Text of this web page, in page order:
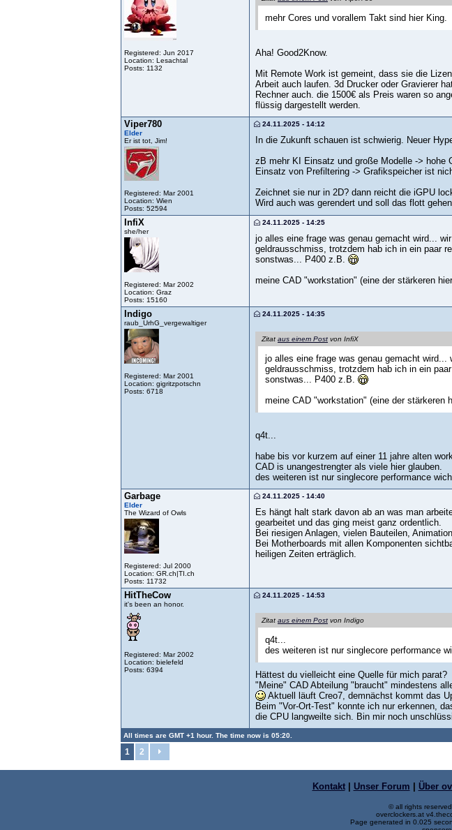
Registered: Jun 2017
Location: Lesachtal
Posts: 1132
mehr Cores und vorallem Takt sind hier King.
Aha! Good2Know.
Mit Remote Work ist gemeint, dass sie die
Arbeit auch laufen. 3d Drucker oder Gravierer
Rechner auch. die 1500€ als Preis waren so
flüssig dargestellt werden.
Viper780
Elder
Er ist tot, Jim!
Registered: Mar 2001
Location: Wien
Posts: 52594
24.11.2025 - 14:12
In die Zukunft schauen ist schwierig. Neuer
zB mehr KI Einsatz und große Modelle -> hohe
Einsatz von Prefiltering -> Grafikspeicher ist
Zeichnet sie nur in 2D? dann reicht die iGPU
Wird auch was gerendert und soll das flott
InfiX
she/her
Registered: Mar 2002
Location: Graz
Posts: 15160
24.11.2025 - 14:25
jo alles eine frage was genau gemacht wird...
geldrausschmiss, trotzdem hab ich in ein paar
sonstwas... P400 z.B.
meine CAD "workstation" (eine der stärkeren
Indigo
raub_UrhG_vergewaltiger
Registered: Mar 2001
Location: gigritzpotschn
Posts: 6718
24.11.2025 - 14:35
Zitat aus einem Post von InfiX
jo alles eine frage was genau gemacht
geldrausschmiss, trotzdem hab ich in ein
sonstwas... P400 z.B.
meine CAD "workstation" (eine der stärkeren
q4t...
habe bis vor kurzem auf einer 11 jahre alten
CAD is unangestrengter als viele hier glauben.
des weiteren ist nur singlecore performance
Garbage
Elder
The Wizard of Owls
Registered: Jul 2000
Location: GR.ch|TI.ch
Posts: 11732
24.11.2025 - 14:40
Es hängt halt stark davon ab an was man
gearbeitet und das ging meist ganz ordentlich.
Bei riesigen Anlagen, vielen Bauteilen,
Bei Motherboards mit allen Komponenten
heiligen Zeiten erträglich.
HitTheCow
it's been an honor.
Registered: Mar 2002
Location: bielefeld
Posts: 6394
24.11.2025 - 14:53
Zitat aus einem Post von Indigo
q4t...
des weiteren ist nur singlecore performance
Hättest du vielleicht eine Quelle für mich parat?
"Meine" CAD Abteilung "braucht" mindestens
Aktuell läuft Creo7, demnächst kommt das
Beim "Vor-Ort-Test" konnte ich nur erkennen,
die CPU langweilte sich. Bin mir noch
All times are GMT +1 hour. The time now is 05:20.
1 2
Kontakt| Unser Forum | Über
© all rights
overclockers.at
Page generated in 0.025